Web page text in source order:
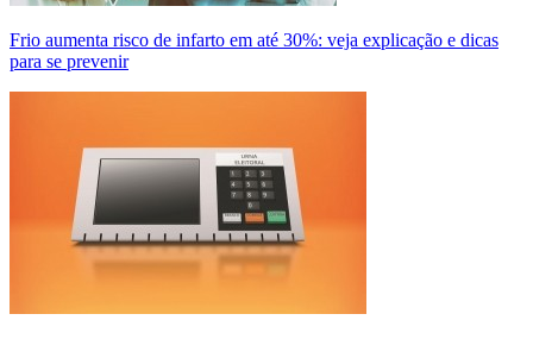
Frio aumenta risco de infarto em até 30%: veja explicação e dicas
para se prevenir